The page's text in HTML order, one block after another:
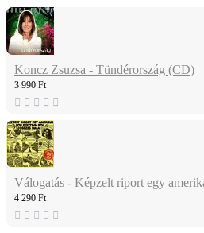
Koncz Zsuzsa - Tündérország (CD)
3 990 Ft
Válogatás - Képzelt riport egy
4 290 Ft